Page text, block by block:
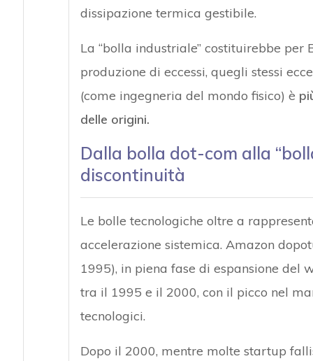
dissipazione termica gestibile.
La “bolla industriale” costituirebbe
produzione di eccessi, quegli stessi
(come ingegneria del mondo fisico) è
delle origini.
Dalla bolla dot-com alla
discontinuità
Le bolle tecnologiche oltre a
accelerazione sistemica. Amazon
1995), in piena fase di espansione del
tra il 1995 e il 2000, con il picco nel
tecnologici.
Dopo il 2000, mentre molte startup